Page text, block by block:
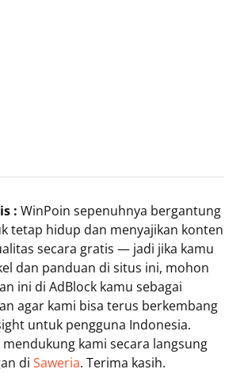
: WinPoin sepenuhnya bergantung
tetap hidup dan menyajikan konten
secara gratis — jadi jika kamu
dan panduan di situs ini, mohon
ini di AdBlock kamu sebagai
agar kami bisa terus berkembang
untuk pengguna Indonesia.
kami secara langsung
di Saweria. Terima kasih.